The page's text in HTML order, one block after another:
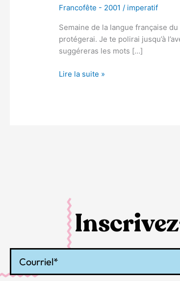
Francofête - 2001 / imperatif
Semaine de la langue française
protégerai. Je te polirai jusqu’à
suggéreras les mots […]
Lire la suite »